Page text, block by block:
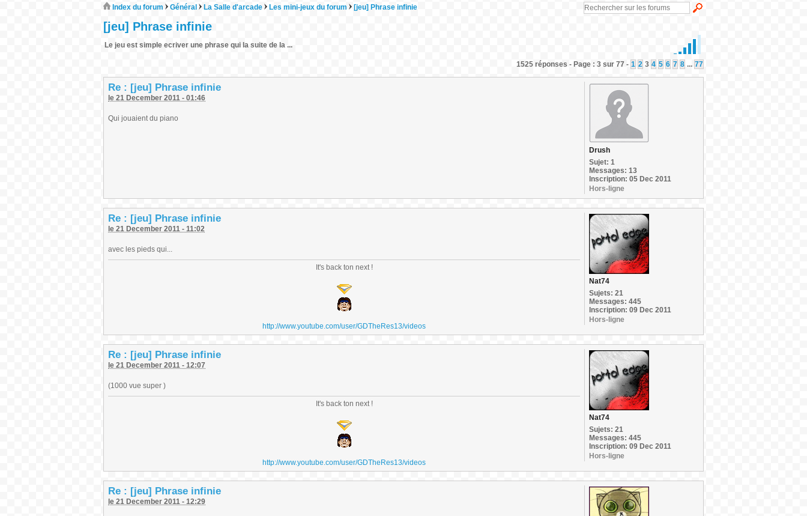
Index du forum Général La Salle d'arcade Les mini-jeux du forum [jeu] Phrase infinie
[jeu] Phrase infinie
Le jeu est simple ecriver une phrase qui la suite de la ...
1525 réponses - Page : 3 sur 77 - 1 2 3 4 5 6 7 8 ... 77
Re : [jeu] Phrase infinie
le 21 December 2011 - 01:46
Qui jouaient du piano
Drush
Sujet: 1
Messages: 13
Inscription: 05 Dec 2011
Hors-ligne
Re : [jeu] Phrase infinie
le 21 December 2011 - 11:02
avec les pieds qui...
It's back ton next !
http://www.youtube.com/user/GDTheRes13/videos
Nat74
Sujets: 21
Messages: 445
Inscription: 09 Dec 2011
Hors-ligne
Re : [jeu] Phrase infinie
le 21 December 2011 - 12:07
(1000 vue super )
It's back ton next !
http://www.youtube.com/user/GDTheRes13/videos
Nat74
Sujets: 21
Messages: 445
Inscription: 09 Dec 2011
Hors-ligne
Re : [jeu] Phrase infinie
le 21 December 2011 - 12:29